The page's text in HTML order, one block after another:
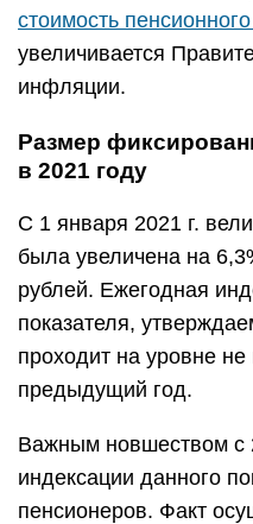
стоимость
увеличивается
инфляции.
Размер
в 2021 году
С 1 января 2021 г.
была увеличена на
рублей. Ежегодная
показателя,
проходит на уровне
предыдущий год.
Важным новшеством с
индексации данного
пенсионеров. Факт